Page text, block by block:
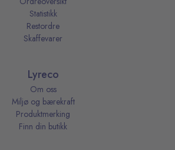
Statistikk
Restordre
Skaffevarer
Lyreco
Om oss
Miljø og bærekraft
Produktmerking
Finn din butikk